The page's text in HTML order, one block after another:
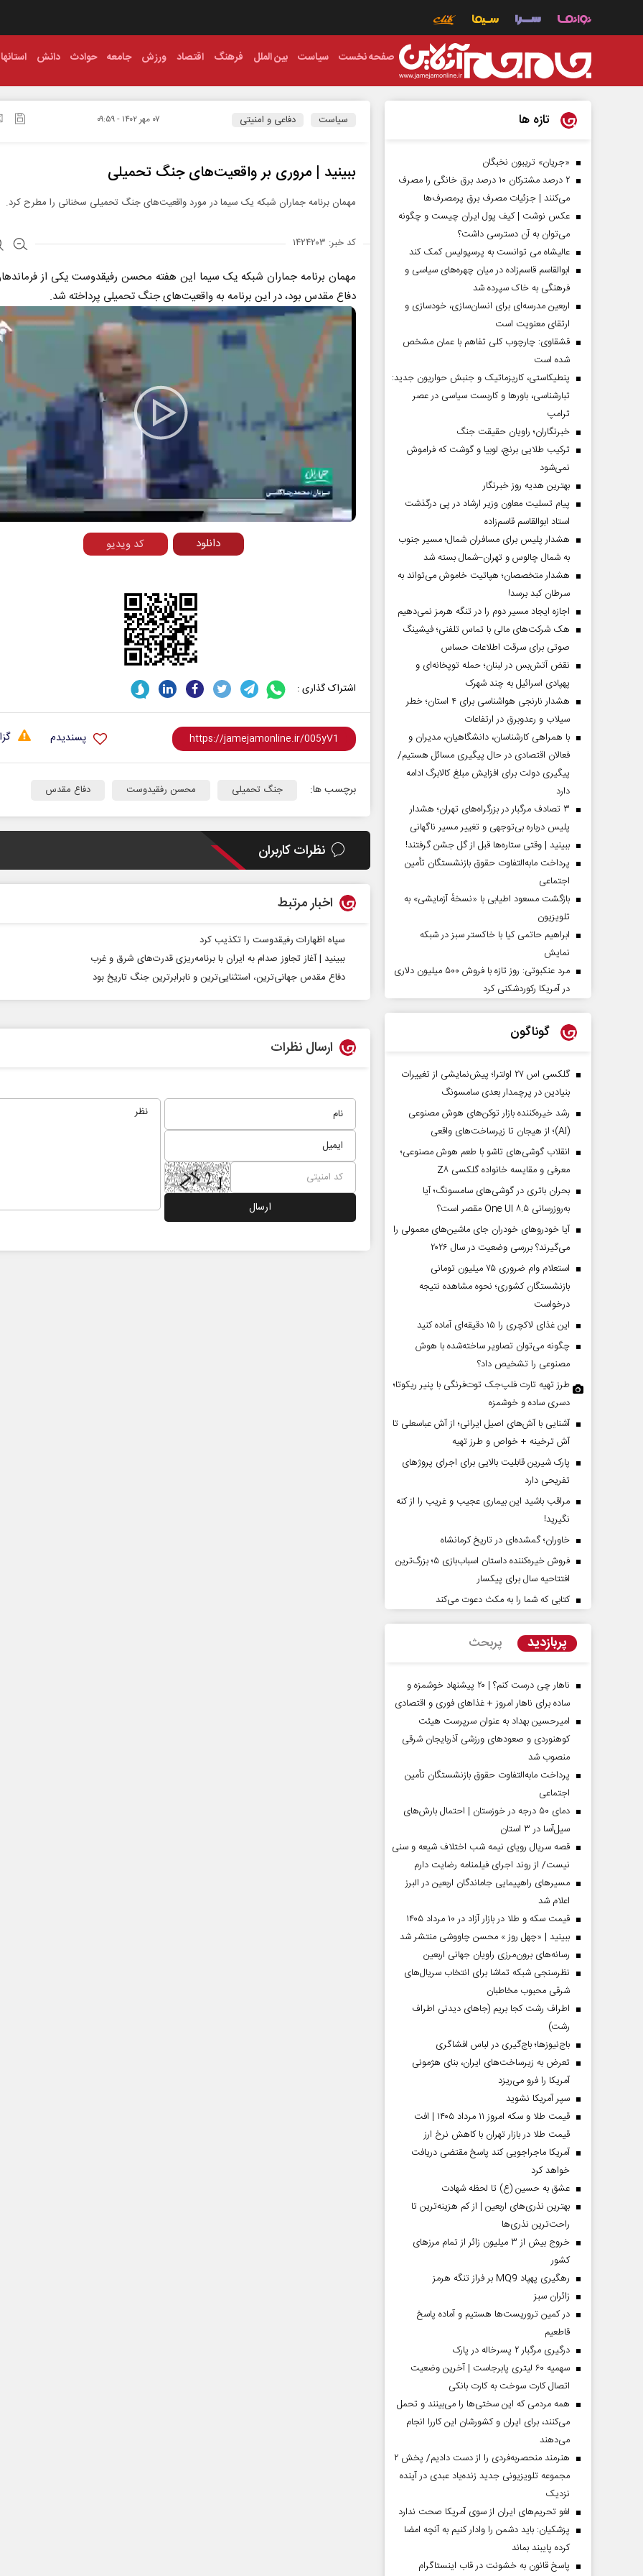
صفحه نخست سیاست بین الملل فرهنگ اقتصاد ورزش جامعه حوادث دانش استانها
سیاست دفاعی و امنیتی ۰۷ مهر ۱۴۰۲ - ۰۹:۵۹
ببینید | مروری بر واقعیت‌های جنگ تحمیلی
مهمان برنامه جماران شبکه یک سیما در مورد واقعیت‌های جنگ تحمیلی سخنانی را مطرح کرد.
کد خبر: ۱۴۲۴۲۰۳
مهمان برنامه جماران شبکه یک سیما این هفته محسن رفیقدوست یکی از
دفاع مقدس بود، در این برنامه به واقعیت‌های جنگ تحمیلی پرداخته شد.
Play
Video
کد ویدیو دانلود
اشتراک گذاری :
پسندیدم
برچسب ها: جنگ تحمیلی محسن رفقیدوست دفاع مقدس
نظرات کاربران
اخبار مرتبط
سپاه اظهارات رفیقدوست را تکذیب کرد
ببینید | آغاز تجاوز صدام به ایران با برنامه‌ریزی قدرت‌های شرق و غرب
دفاع مقدس جهانی‌ترین، استثنایی‌ترین و نابرابرترین جنگ تاریخ بود
ارسال نظرات
تازه ها
«جریان» تریبون نخبگان
۲ درصد مشترکان ۱۰ درصد برق خانگی را مصرف
می‌کنند | جزئیات مصرف برق پرمصرف‌ها
عکس نوشت | کیف پول ایران چیست و چگونه
می‌توان به آن دسترسی داشت؟
عالیشاه می توانست به پرسپولیس کمک کند
ابوالقاسم قاسم‌زاده در میان چهره‌های سیاسی و
فرهنگی به خاک سپرده شد
اربعین مدرسه‌ای برای انسان‌سازی، خودسازی و
ارتقای معنویت است
قشقاوی: چارچوب کلی تفاهم با عمان مشخص
شده است
پنطیکاستی، کاریزماتیک و جنبش حواریون جدید:
تبارشناسی، باور‌ها و کاربست سیاسی در عصر
ترامپ
خبرنگاران؛ راویان حقیقت جنگ
ترکیب طلایی برنج، لوبیا و گوشت که فراموش
نمی‌شود
بهترین هدیه روز خبرنگار
پیام تسلیت معاون وزیر ارشاد در پی درگذشت
استاد ابوالقاسم قاسم‌زاده
هشدار پلیس برای مسافران شمال؛ مسیر جنوب
به شمال چالوس و تهران–شمال بسته شد
هشدار متخصصان؛ هپاتیت خاموش می‌تواند به
سرطان کبد برسد!
اجازه ایجاد مسیر دوم را در تنگه هرمز نمی‌دهیم
هک شرکت‌های مالی با تماس تلفنی؛ فیشینگ
صوتی برای سرقت اطلاعات حساس
نقض آتش‌بس در لبنان؛ حمله توپخانه‌ای و
پهپادی اسرائیل به چند شهرک
هشدار نارنجی هواشناسی برای ۴ استان؛ خطر
سیلاب و رعدوبرق در ارتفاعات
با همراهی کارشناسان، دانشگاهیان، مدیران و
فعالان اقتصادی در حال پیگیری مسائل هستیم/
پیگیری دولت برای افزایش مبلغ کالابرگ ادامه
دارد
۳ تصادف مرگبار در بزرگراه‌های تهران؛ هشدار
پلیس درباره بی‌توجهی و تغییر مسیر ناگهانی
ببینید | وقتی ستاره‌ها قبل از گل جشن گرفتند!
پرداخت مابه‌التفاوت حقوق بازنشستگان تأمین
اجتماعی
بازگشت مسعود اطیابی با «نسخهٔ آزمایشی» به
تلویزیون
ابراهیم حاتمی کیا با خاکستر سبز در شبکه
نمایش
مرد عنکبوتی: روز تازه با فروش ۵۰۰ میلیون دلاری
در آمریکا رکوردشکنی کرد
گوناگون
گلکسی اس ۲۷ اولترا؛ پیش‌نمایشی از تغییرات
بنیادین در پرچمدار بعدی سامسونگ
رشد خیره‌کننده بازار توکن‌های هوش مصنوعی
(AI)؛ از هیجان تا زیرساخت‌های واقعی
انقلاب گوشی‌های تاشو‌ با طعم هوش مصنوعی؛
معرفی و مقایسه خانواده گلکسی Z۸
بحران باتری در گوشی‌های سامسونگ؛ آیا
به‌روزرسانی One UI ۸.۵ مقصر است؟
آیا خودروهای خودران جای ماشین‌های معمولی را
می‌گیرند؟ بررسی وضعیت در سال ۲۰۲۶
استعلام وام ضروری ۷۵ میلیون تومانی
بازنشستگان کشوری؛ نحوه مشاهده نتیجه
درخواست
این غذای لاکچری را ۱۵ دقیقه‌ای آماده کنید
چگونه می‌توان تصاویر ساخته‌شده با هوش
مصنوعی را تشخیص داد؟
طرز تهیه تارت فلپ‌جک توت‌فرنگی با پنیر ریکوتا؛
دسری ساده و خوشمزه
آشنایی با آش‌های اصیل ایرانی؛ از آش عباسعلی تا
آش ترخینه + خواص و طرز تهیه
پارک شیرین قابلیت‌ بالایی برای اجرای پروژهای
تفریحی دارد
مراقب باشید این بیماری عجیب و غریب را از کنه
نگیرید!
خاوران؛ گمشده‌ای در تاریخ کرمانشاه
فروش خیره‌کننده داستان اسباب‌بازی ۵؛ بزرگ‌ترین
افتتاحیه سال برای پیکسار
کتابی که شما را به مکث دعوت می‌کند
پربازدید پربحث
ناهار چی درست کنم؟ | ۲۰ پیشنهاد خوشمزه و
ساده برای ناهار امروز + غذاهای فوری و اقتصادی
امیرحسین بهداد به عنوان سرپرست هیئت
کوهنوردی و صعودهای ورزشی آذربایجان شرقی
منصوب شد
پرداخت مابه‌التفاوت حقوق بازنشستگان تأمین
اجتماعی
دمای ۵۰ درجه در خوزستان | احتمال بارش‌های
سیل‌آسا در ۳ استان
قصه سریال رویای نیمه شب اختلاف شیعه و سنی
نیست/ از روند اجرای فیلمنامه رضایت دارم
مسیر‌های راهپیمایی جاماندگان اربعین در البرز
اعلام شد
قیمت سکه و طلا در بازار آزاد در ۱۰ مرداد ۱۴۰۵
ببینید | «چهل روز » محسن چاووشی منتشر شد
رسانه‌های برون‌مرزی راویان جهانی اربعین
نظرسنجی شبکه تماشا برای انتخاب سریال‌های
شرقی محبوب مخاطبان
اطراف رشت کجا بریم (جاهای دیدنی اطراف
رشت)
باج‌نیوزها؛ باج‌گیری در لباس افشاگری
تعرض به زیرساخت‌های ایران، بنای هژمونی
آمریکا را فرو می‌ریزد
سپر آمریکا نشوید
قیمت طلا و سکه امروز ۱۱ مرداد ۱۴۰۵ | افت
قیمت طلا در بازار تهران با کاهش نرخ ارز
آمریکا ماجراجویی کند پاسخ مقتضی دریافت
خواهد کرد
عشق به حسین (ع) تا لحظه شهادت
بهترین نذری‌های اربعین | از کم هزینه‌ترین تا
راحت‌ترین نذری‌ها
خروج بیش از ۳ میلیون زائر از تمام مرز‌های
کشور
رهگیری پهپاد MQ9 بر فراز تنگه هرمز
‌زائران سبز
در کمین تروریست‌ها هستیم و آماده پاسخ
قاطعیم
درگیری مرگبار ۲ پسرخاله در پارک
سهمیه ۶۰ لیتری پابرجاست | آخرین وضعیت
اتصال کارت سوخت به کارت بانکی
همه مردمی که این سختی‌ها را می‌بینند و تحمل
می‌کنند، برای ایران و کشورشان این کاررا انجام
می‌دهند
هنرمند منحصر‌به‌فردی را از دست دادیم/ پخش ۲
مجموعه تلویزیونی جدید زنده‌یاد عبدی در آینده
نزدیک
لغو تحریم‌های ایران از سوی آمریکا صحت ندارد
پزشکیان: باید دشمن را وادار کنیم به آنچه امضا
کرده پایبند بماند
پاسخ قانون به خشونت در قاب اینستاگرام
عقب‌نشینی ترامپ؟
- تحلیلگر مسائل سیاسی
دکتر حکیمه سقای
صفحات نخست روزنامه ها‌ی‌سه‌شنبه ۶ مردادماه